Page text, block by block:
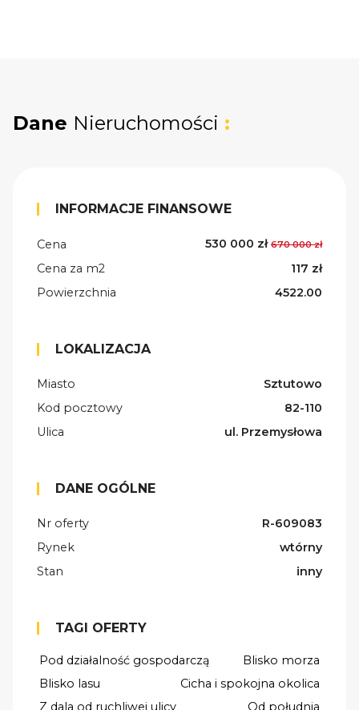
Dane Nieruchomości :
INFORMACJE FINANSOWE
Cena 530 000 zł 670 000 zł
Cena za m2
117 zł
Powierzchnia
4522.00
LOKALIZACJA
Miasto
Sztutowo
Kod pocztowy
82-110
Ulica
ul. Przemysłowa
DANE OGÓLNE
Nr oferty
R-609083
Rynek
wtórny
Stan
inny
TAGI OFERTY
Pod działalność gospodarczą
Blisko morza
Blisko lasu
Cicha i spokojna okolica